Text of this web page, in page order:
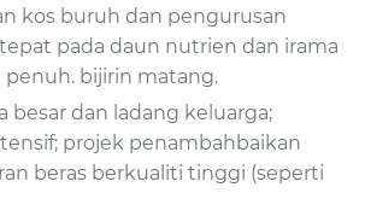
kos buruh dan pengurusan
pada daun nutrien dan irama
bijirin matang.
besar dan ladang keluarga;
projek penambahbaikan
beras berkualiti tinggi (seperti